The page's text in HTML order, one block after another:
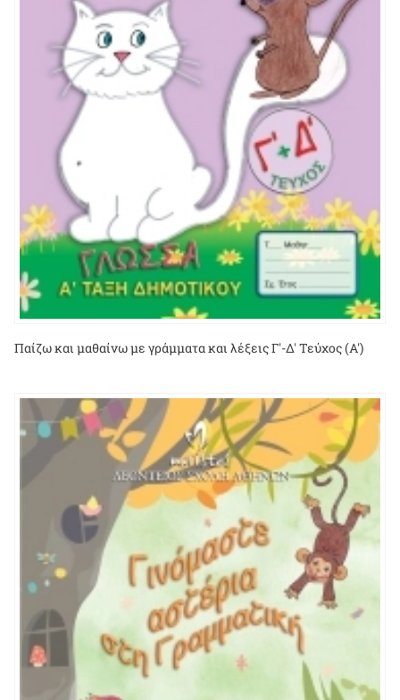
Παίζω και μαθαίνω με γράμματα και λέξεις Γ'-Δ' Τεύχος (Α')